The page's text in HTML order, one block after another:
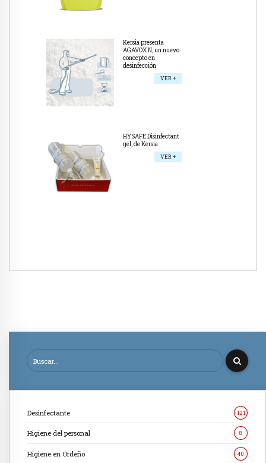
Kersia presenta
AGAVOX N, un nuevo
concepto en
desinfección
VER +
HYSAFE Disinfectant
gel, de Kersia
VER +
Desinfectante 121
Higiene del personal 8
Higiene en Ordeño 40